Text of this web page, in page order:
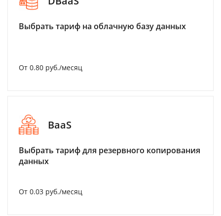
Выбрать тариф на облачную базу данных
От 0.80 руб./месяц
BaaS
Выбрать тариф для резервного копирования
данных
От 0.03 руб./месяц